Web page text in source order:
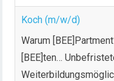
Koch (m/w/d)
Warum
[BEE]ten…